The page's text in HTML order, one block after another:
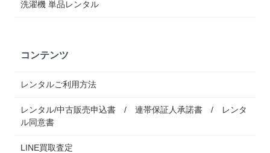
洗濯機 単品レンタル
コンテンツ
レンタルご利用方法
レンタル/中古販売申込書 / 連帯保証人承諾書 / レンタ
ル同意書
LINE買取査定